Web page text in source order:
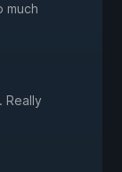
much
Really